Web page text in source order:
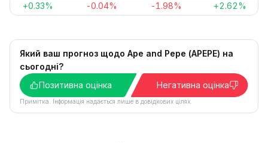
+0.33% -0.04% -1.98% +2.62%
Який ваш прогноз щодо Ape and Pepe (APEPE) на
сьогодні?
Позитивна оцінка
Негативна оцінка
Примітка. Інформація надається лише в довідкових цілях.